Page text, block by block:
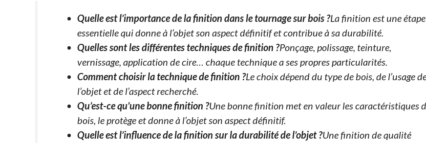
Quelle est l’importance de la finition dans le tournage sur bois ?La finition est une étape
essentielle qui donne à l’objet son aspect définitif et contribue à sa durabilité.
Quelles sont les différentes techniques de finition ?Ponçage, polissage, teinture,
vernissage, application de cire… chaque technique a ses propres particularités.
Comment choisir la technique de finition ?Le choix dépend du type de bois, de l’usage
l’objet et de l’aspect recherché.
Qu’est-ce qu’une bonne finition ?Une bonne finition met en valeur les caractéristiques
bois, le protège et donne à l’objet son aspect définitif.
Quelle est l’influence de la finition sur la durabilité de l’objet ?Une finition de qualité